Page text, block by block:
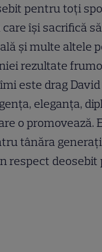
pentru toți
își sacrifică
și multe altele
rezultate
este drag
eleganța,
o promovează.
tânăra
respect deosebit